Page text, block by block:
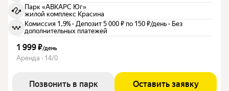
Парк «АВКАРС Юг»
жилой комплекс Красина
Комиссия 1,9%· Депозит 5 000 ₽ по 150 ₽/день · Без
дополнительных платежей
1 999 ₽/день
Аренда · 14/0
Позвонить в парк Оставить заявку